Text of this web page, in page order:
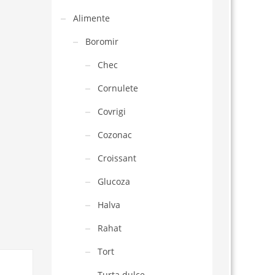
Alimente
Boromir
Chec
Cornulete
Covrigi
Cozonac
Croissant
Glucoza
Halva
Rahat
Tort